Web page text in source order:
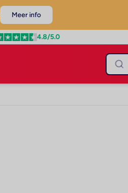
Meer info
4.8/5.0